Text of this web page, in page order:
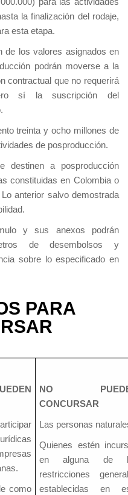
la finalización del rodaje,
esta etapa.
de los valores asignados en
podrán moverse a la
contractual que no requerirá
sí la suscripción del
treinta y ocho millones de
de posproducción.
a posproducción
constituidas en Colombia o
anterior salvo demostrada
y sus anexos podrán
de desembolsos y
sobre lo especificado en
PARA
como
NO
CONCURSAR
Las personas
Quienes estén
en alguna de
restricciones
establecidas en